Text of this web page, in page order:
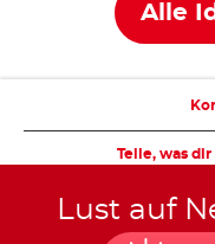
Alle
Teile, was
Lust auf